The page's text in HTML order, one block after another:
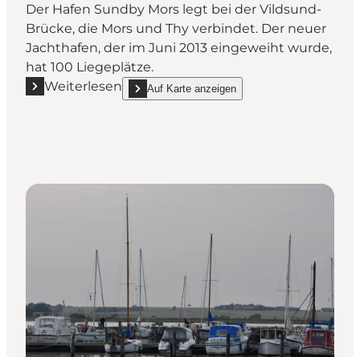
Der Hafen Sundby Mors legt bei der Vildsund-
Brücke, die Mors und Thy verbindet. Der neuer
Jachthafen, der im Juni 2013 eingeweiht wurde,
hat 100 Liegeplätze.
Weiterlesen
Mehr erfahren "Stellplatz - die Hafen Sundby Mors"
Auf Karte anzeigen
show Stellplatz - die Hafen Sundby Mors on_map